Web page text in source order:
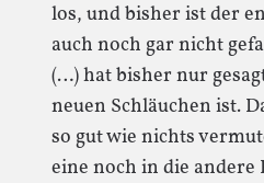
los, und bisher ist der
auch noch gar nicht
(…) hat bisher nur
neuen Schläuchen ist.
so gut wie nichts
eine noch in die